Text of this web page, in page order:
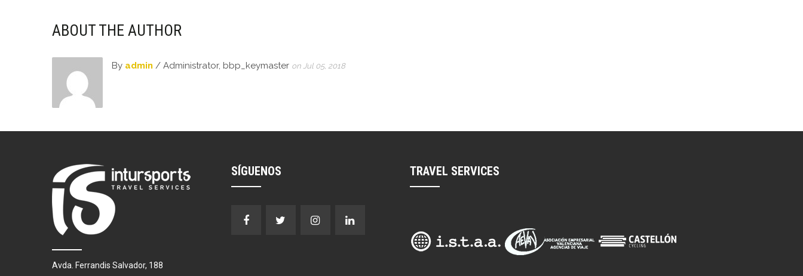
ABOUT THE AUTHOR
By admin / Administrator, bbp_keymaster on Jul 05, 2018
Avda. Ferrandis Salvador, 188
SÍGUENOS TRAVEL SERVICES